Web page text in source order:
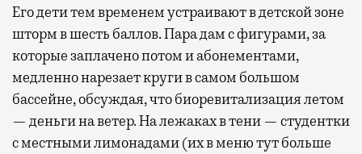
Его дети тем временем устраивают в детской зоне
шторм в шесть баллов. Пара дам с фигурами, за
которые заплачено потом и абонементами,
медленно нарезает круги в самом большом
бассейне, обсуждая, что биоревитализация летом
— деньги на ветер. На лежаках в тени — студентки
с местными лимонадами (их в меню тут больше